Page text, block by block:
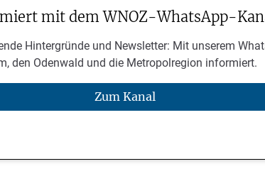
mit dem WNOZ-WhatsApp-
Hintergründe und Newsletter: Mit unserem
den Odenwald und die Metropolregion informiert.
Zum Kanal